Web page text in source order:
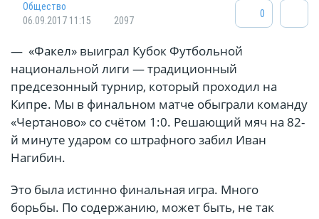
Общество
06.09.2017 11:15
2097
0
— «Факел» выиграл Кубок Футбольной
национальной лиги — традиционный
предсезонный турнир, который проходил на
Кипре. Мы в финальном матче обыграли команду
«Чертаново» со счётом 1:0. Решающий мяч на 82-
й минуте ударом со штрафного забил Иван
Нагибин.
Это была истинно финальная игра. Много
борьбы. По содержанию, может быть, не так